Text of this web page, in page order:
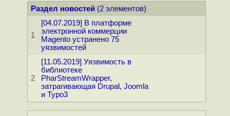
Раздел новостей(2 элементов)
1
[04.07.2019] В платформе
электронной коммерции
Magento устранено 75
уязвимостей
2
[11.05.2019] Уязвимость в
библиотеке
PharStreamWrapper,
затрагивающая Drupal, Joomla
и Typo3